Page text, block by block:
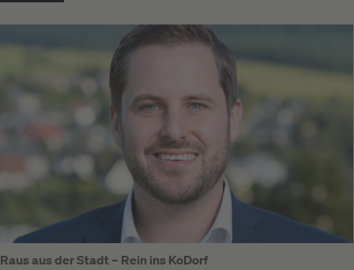
Raus aus der Stadt – Rein ins KoDorf